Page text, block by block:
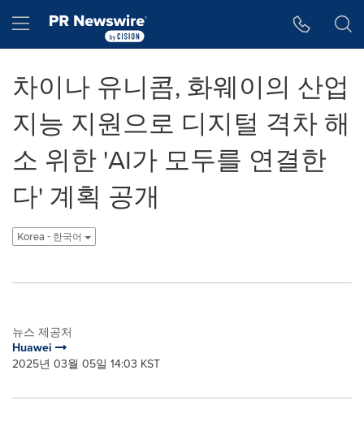
Hamburger menu
차이나 유니콤, 화웨이의 산업
지능 지원으로 디지털 격차 해
소 위한 'AI가 모두를 연결한
다' 계획 공개
Korea - 한국어
뉴스 제공처
Huawei
2025년 03월 05일 14:03 KST